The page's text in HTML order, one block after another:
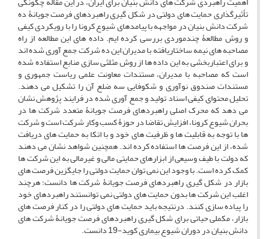
تأثیرگذاری حمایت های دولتی در شکل گیری راهبردهای فرصت جویانۀ ده
شرکت دانش بنیان در مواجهه با پیامدهای شیوع کرونا را با رویکردی کیفی
و روش مطالعۀ چندموردی بررسی کرده ایم. داده های این مطالعه از راه
مصاحبه های نیمه ساختاریافته با مدیران این ده شرکت جمع آوری شده اند
و برای اعتباربخشی به این داده ها از روش مثلثی سازی منابع استفاده شده
است که مصاحبه با مدیران، مستندات معاونت علمی ریاست جمهوری و
مستندات صندوق نوآوری و شکوفایی سه ضلع آن را تشکیل می دهند.
تحلیل محتوای کیفی اسناد تولید و جمع آوری شده در فرایند پژوهش نشان
می دهد که محرک اصلی راهبردهای فرصت جویانۀ متعدد شرکت ها در
بحران شیوع کرونا، افزایش تقاضا در حوزۀ کسب وکار شرکت است و شرکت
ها با توجه به قابلیت ها و ظرفیت های خود و با اتکا به حمایت های دریافت
شده، از این فرصت ها استفاده کرده اند. همچنین شواهد نشان می دهند
که دولت با طیف وسیعی از ابزارهای حمایتی مالی و غیرمالی به این شرکت ها
کمک کرده است. با وجود این نمی توان حمایت دولتی را جایگزین فرصت های
بازار در شکل گیری راهبردهای فرصت جویانۀ شرکت ها دانست؛ هرچند
اغلب این شرکت ها بدون حمایت های دولتی نمی توانستند راهبردهای خود
را پیاده سازی کنند. درنتیجه باید حمایت های دولتی را در کنار فرصت های
بازار، مکملی حیاتی برای شکل گیری راهبردهای فرصت جویانۀ شرکت های
دانش بنیان در دوران شیوع بیماری کوید-19 دانست.